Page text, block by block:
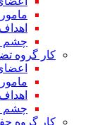
اهداف
چشم
کار گروه
اهداف
چشم
کار گروه